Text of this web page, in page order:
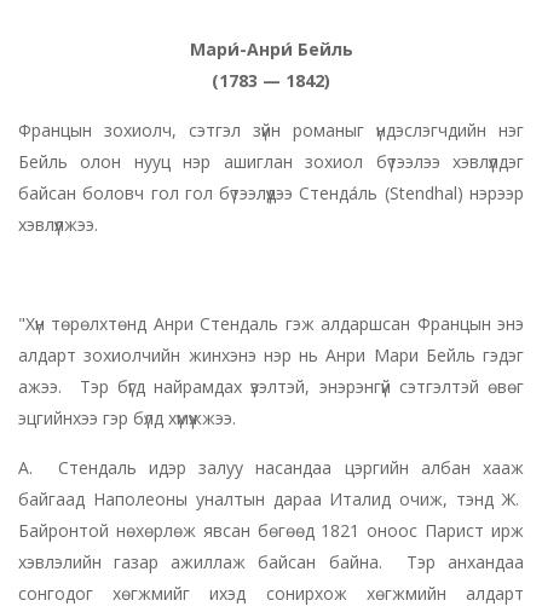
Мари́-Анри́ Бейль
(1783 — 1842)
Францын зохиолч, сэтгэл зүйн романыг үндэслэгчдийн нэг
Бейль олон нууц нэр ашиглан зохиол бүтээлээ хэвлүүлдэг
байсан боловч гол гол бүтээлүүдээ Стенда́ль (Stendhal) нэрээр
хэвлүүлжээ.
"Хүн төрөлхтөнд Анри Стендаль гэж алдаршсан Францын энэ
алдарт зохиолчийн жинхэнэ нэр нь Анри Мари Бейль гэдэг
ажээ. Тэр бүгд найрамдах үзэлтэй, энэрэнгүй сэтгэлтэй өвөг
эцгийнхээ гэр бүлд хүмүүжжээ.
А. Стендаль идэр залуу насандаа цэргийн албан хааж
байгаад Наполеоны уналтын дараа Италид очиж, тэнд Ж.
Байронтой нөхөрлөж явсан бөгөөд 1821 оноос Парист ирж
хэвлэлийн газар ажиллаж байсан байна. Тэр анхандаа
сонгодог хөгжмийг ихэд сонирхож хөгжмийн алдарт